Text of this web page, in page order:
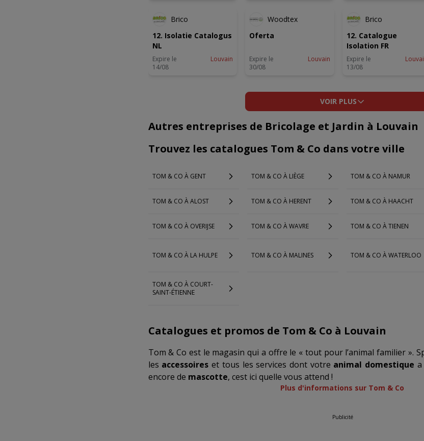
Brico
12. Isolatie Catalogus
NL
Expire le
14/08
Louvain
Woodtex
Oferta
Expire le
30/08
Louvain
Brico
12. Catalogue
Isolation FR
Expire le
13/08
VOIR PLUS
Autres entreprises de Bricolage et Jardin à Louvain
Trouvez les catalogues Tom & Co dans votre ville
TOM & CO À GENT TOM & CO À LIÈGE TOM & CO À NAMUR
TOM & CO À ALOST TOM & CO À HERENT TOM & CO À HAACHT
TOM & CO À OVERIJSE TOM & CO À WAVRE TOM & CO À TIENEN
TOM & CO À LA HULPE TOM & CO À MALINES TOM & CO À WATERLOO
TOM & CO À COURT-
SAINT-ÉTIENNE
Catalogues et promos de Tom & Co à Louvain
Tom & Co est le magasin qui a offre le « tout pour l’animal familier ».
les accessoires et tous les services dont votre animal domestique a
encore de mascotte, cest ici quelle vous attend !
Plus d'informations sur Tom & Co
Publicité